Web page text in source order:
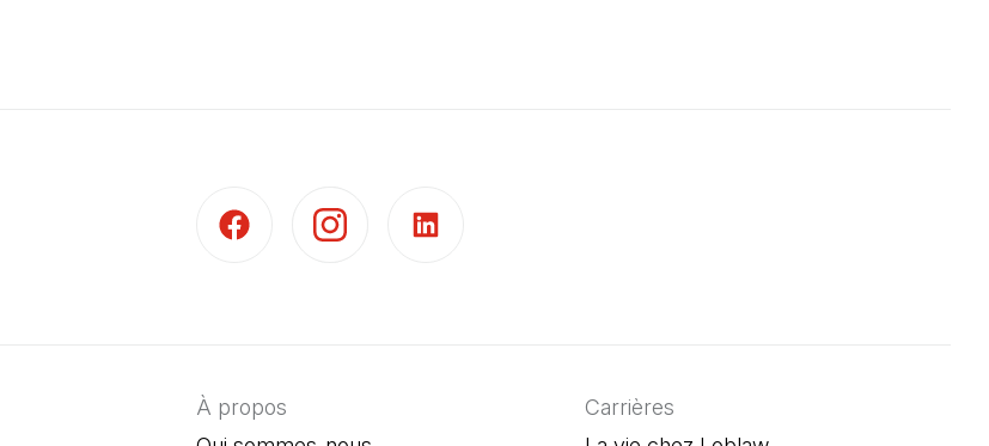
À propos
Carrières